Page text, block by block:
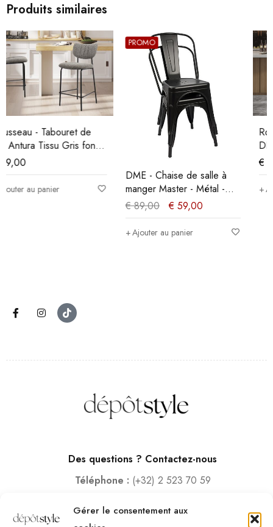
Gérer le consentement aux
Produits similaires
PROMO
DME - Chaise de salle à
manger Master - Métal -
Rousseau - Chaise haute -
DEC7972-1 - 93x49x56 cm
89,00
Ajouter au panier
Des questions ? Contactez-nous
Téléphone : (+32) 2 523 70 59
Adresse : Rue des Deux Gares 6, 1070 Bruxelles